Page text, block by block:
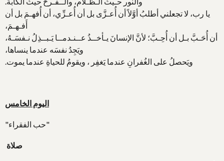
يا رب، لا تجعلني أطلبُ أوَّلاً أن أُعـزَّى بل أن أُعـزِّي، أن أُفهـمَ بل أن
أَفـهـمَ،
أن أُحَـبَّ بـل أن أُحِـبَّ؛ لأنَّ الإنسانَ يـأخــذُ عــنـدمــا يَـبــذِلُ نـفسَـهُ،
ويَجِدُ نفسَه عندما ينساها،
ويَحصلُ على الغُفرانِ عندما يَغفِر ، ويقومُ للحياةِ عندما يموت.
اليوم الخامس
"حب الفقراء"
صلاة